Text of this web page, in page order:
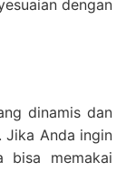
dengan
dinamis dan
Jika Anda ingin
bisa memakai